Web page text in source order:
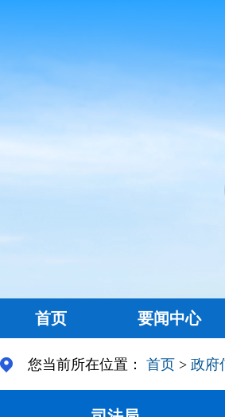
首页 要闻中心
您当前所在位置： 首页 > 政府